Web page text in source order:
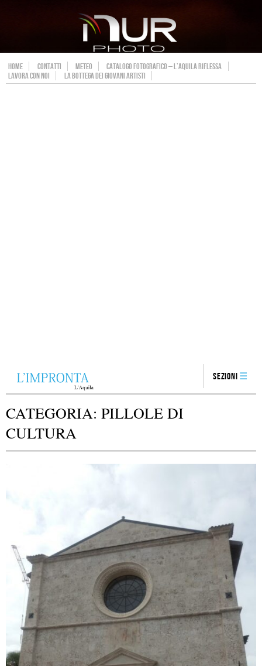
HOME CONTATTI METEO
CATALOGO FOTOGRAFICO – L’AQUILA RIFLESSA
LAVORA CON NOI
LA BOTTEGA DEI GIOVANI ARTISTI
Sezioni
CATEGORIA: PILLOLE DI
CULTURA